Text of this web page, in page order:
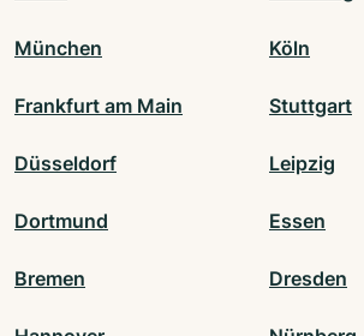
München Köln
Frankfurt am Main Stuttgart
Düsseldorf Leipzig
Dortmund Essen
Bremen Dresden